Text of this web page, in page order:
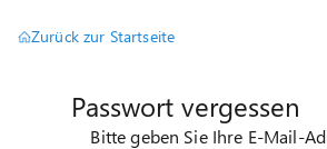
Zurück zur Startseite
Passwort vergessen
Bitte geben Sie Ihre E-Mail-